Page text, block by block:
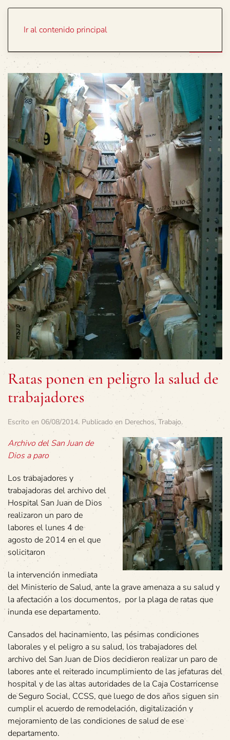
Ir al contenido principal
Ratas ponen en peligro la salud de
trabajadores
Escrito en 06/08/2014. Publicado en Derechos,Trabajo.
Archivo del San Juan de
Dios a paro
Los trabajadores y
trabajadoras del archivo del
Hospital San Juan de Dios
realizaron un paro de
labores el lunes 4 de
agosto de 2014 en el que
solicitaron
la intervención inmediata
del Ministerio de Salud, ante la grave amenaza a su salud y
la afectación a los documentos, por la plaga de ratas que
inunda ese departamento.
Cansados del hacinamiento, las pésimas condiciones
laborales y el peligro a su salud, los trabajadores del
archivo del San Juan de Dios decidieron realizar un paro de
labores ante el reiterado incumplimiento de las jefaturas del
hospital y de las altas autoridades de la Caja Costarricense
de Seguro Social, CCSS, que luego de dos años siguen sin
cumplir el acuerdo de remodelación, digitalización y
mejoramiento de las condiciones de salud de ese
departamento.